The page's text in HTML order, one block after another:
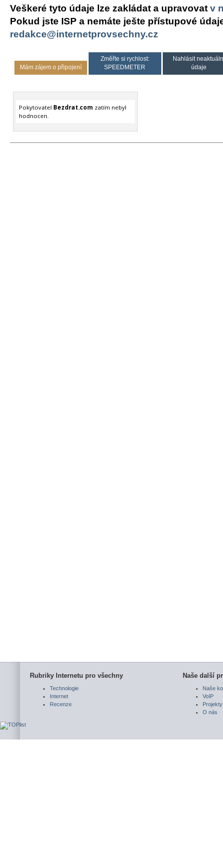
Veškeré tyto údaje lze zakládat a upravovat v
Pokud jste ISP a nemáte ješte přístupové
redakce@internetprovsechny.cz
Mám zájem o připojení
Změřte si rychlost:
SPEEDMETER
Nahlásit
údaje
Pokytovatel Bezdrat.com zatím nebyl
hodnocen.
Rubriky Internetu pro všechny
Technologie
Internet
Recenze
Naše další
Naše
VoIP
Projekty
O nás